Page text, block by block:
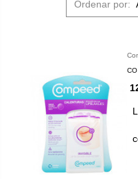
Ordenar por: